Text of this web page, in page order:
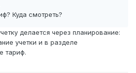
Куда смотреть?
делается через планирование:
учетки и в разделе
тариф.